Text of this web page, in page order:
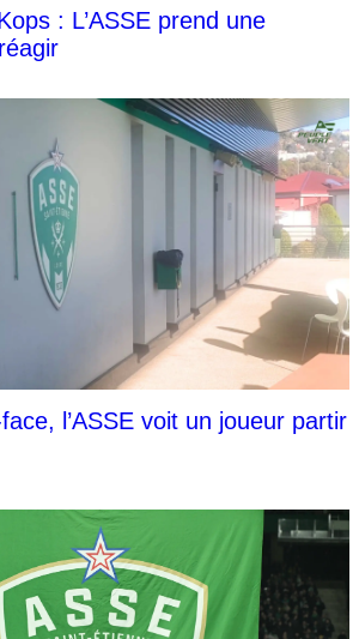
: L’ASSE prend une
l’ASSE voit un joueur partir